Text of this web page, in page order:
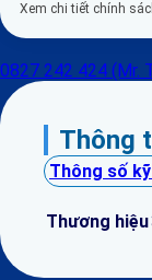
Xem chi tiết chính
0827 242 424 (Mr.
Thông
Thông số
Thương hiệu